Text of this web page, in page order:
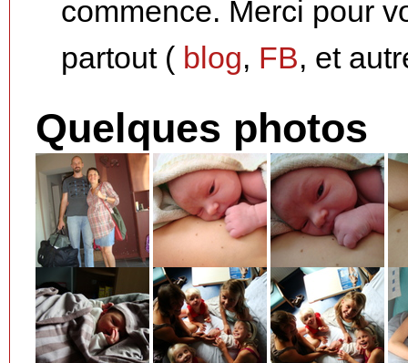
commence. Merci pour
partout ( blog, FB, et
Quelques photos